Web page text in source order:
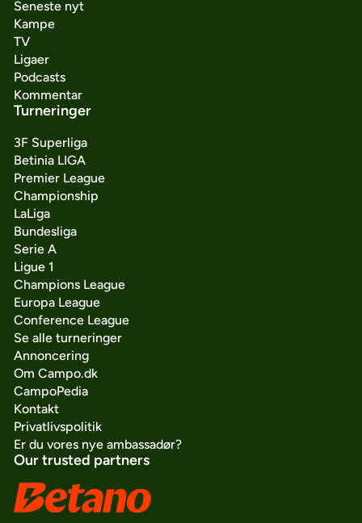
Seneste nyt
Kampe
TV
Ligaer
Podcasts
Kommentar
Turneringer
3F Superliga
Betinia LIGA
Premier League
Championship
LaLiga
Bundesliga
Serie A
Ligue 1
Champions League
Europa League
Conference League
Se alle turneringer
Annoncering
Om Campo.dk
CampoPedia
Kontakt
Privatlivspolitik
Er du vores nye ambassadør?
Our trusted partners